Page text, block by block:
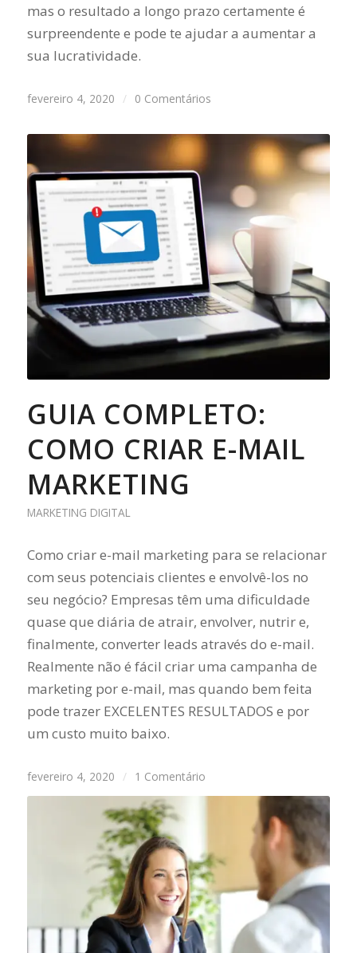
mas o resultado a longo prazo certamente é
surpreendente e pode te ajudar a aumentar a
sua lucratividade.
fevereiro 4, 2020 / 0 Comentários
GUIA COMPLETO:
COMO CRIAR E-MAIL
MARKETING
MARKETING DIGITAL
Como criar e-mail marketing para se relacionar
com seus potenciais clientes e envolvê-los no
seu negócio? Empresas têm uma dificuldade
quase que diária de atrair, envolver, nutrir e,
finalmente, converter leads através do e-mail.
Realmente não é fácil criar uma campanha de
marketing por e-mail, mas quando bem feita
pode trazer EXCELENTES RESULTADOS e por
um custo muito baixo.
fevereiro 4, 2020 / 1 Comentário